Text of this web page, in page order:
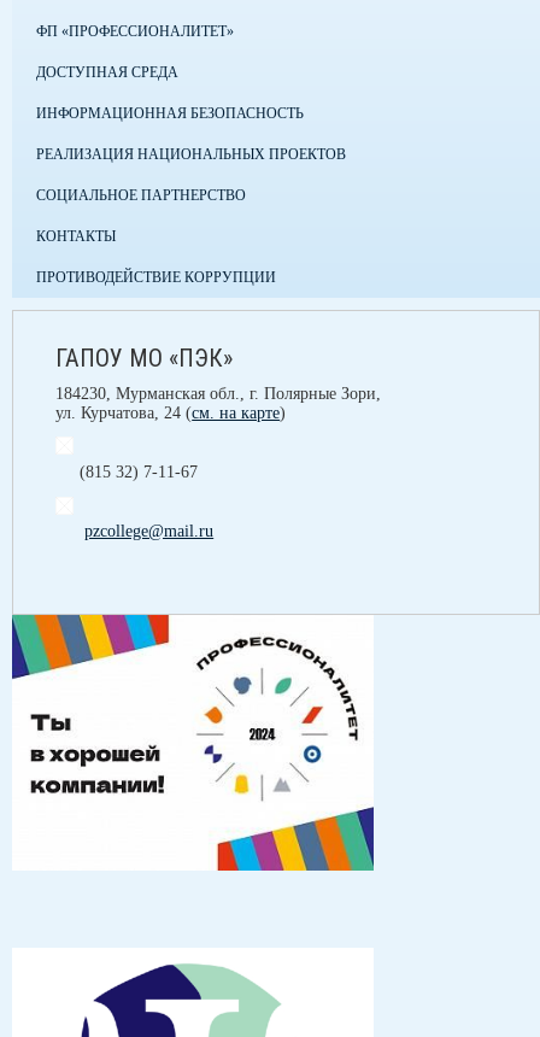
ФП «ПРОФЕССИОНАЛИТЕТ»
ДОСТУПНАЯ СРЕДА
ИНФОРМАЦИОННАЯ БЕЗОПАСНОСТЬ
РЕАЛИЗАЦИЯ НАЦИОНАЛЬНЫХ ПРОЕКТОВ
СОЦИАЛЬНОЕ ПАРТНЕРСТВО
КОНТАКТЫ
ПРОТИВОДЕЙСТВИЕ КОРРУПЦИИ
ГАПОУ МО «ПЭК»
184230, Мурманская обл., г. Полярные Зори,
ул. Курчатова, 24 (см. на карте)
(815 32) 7-11-67
pzcollege@mail.ru